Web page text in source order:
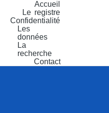
Accueil
Le registre
Confidentialité
Les
données
La
recherche
Contact